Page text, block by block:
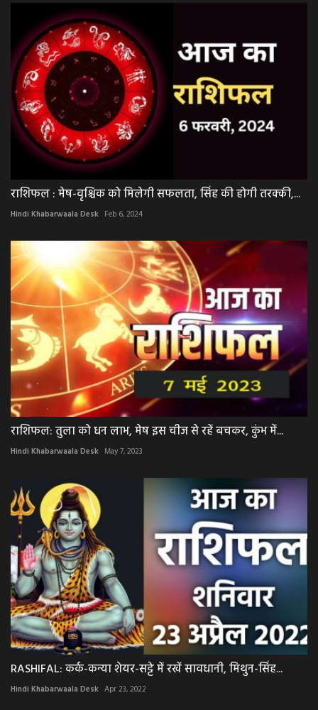
राशिफल : मेष-वृश्चिक को मिलेगी सफलता, सिंह की होगी तरक्की,...
Hindi Khabarwaala Desk Feb 6, 2024
राशिफल: तुला को धन लाभ, मेष इस चीज से रहें बचकर, कुंभ में...
Hindi Khabarwaala Desk May 7, 2023
RASHIFAL: कर्क-कन्या शेयर-सट्टे में रखें सावधानी, मिथुन-सिंह...
Hindi Khabarwaala Desk Apr 23, 2022